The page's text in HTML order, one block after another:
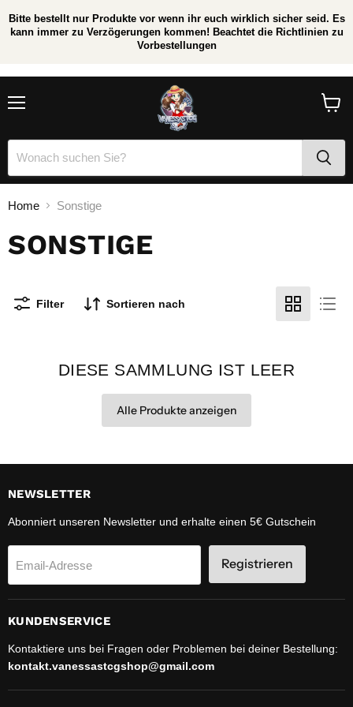
Bitte bestellt nur Produkte vor wenn ihr euch wirklich sicher seid. Es
kann immer zu Verzögerungen kommen! Beachtet die Richtlinien zu
Vorbestellungen
Home Sonstige
SONSTIGE
Filter Sortieren nach
DIESE SAMMLUNG IST LEER
Alle Produkte anzeigen
NEWSLETTER
Abonniert unseren Newsletter und erhalte einen 5€ Gutschein
Email-Adresse Registrieren
KUNDENSERVICE
Kontaktiere uns bei Fragen oder Problemen bei deiner Bestellung:
kontakt.vanessastcgshop@gmail.com